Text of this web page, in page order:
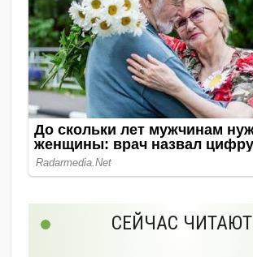
СЕЙЧАС ЧИТАЮТ